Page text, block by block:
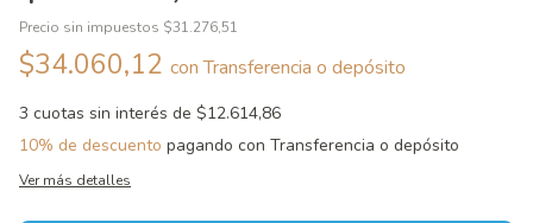
Precio sin impuestos $31.276,51
$34.060,12 con Transferencia o depósito
3 cuotas sin interés de $12.614,86
10% de descuento pagando con Transferencia o depósito
Ver más detalles